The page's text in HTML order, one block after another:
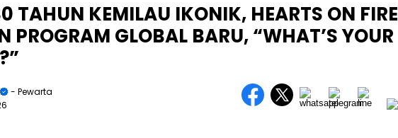
TAHUN KEMILAU IKONIK, HEARTS ON FIRE
PROGRAM GLOBAL BARU, “WHAT’S YOUR
- Pewarta